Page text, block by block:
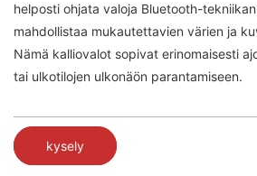
helposti ohjata valoja Bluetooth-
mahdollistaa mukautettavien värien ja
Nämä kalliovalot sopivat erinomaisesti
tai ulkotilojen ulkonäön parantamiseen.
kysely